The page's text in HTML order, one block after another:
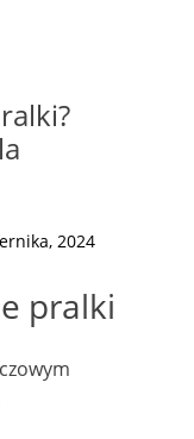
2024
pralki